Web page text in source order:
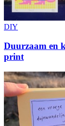
DIY
Duurzaam en
print